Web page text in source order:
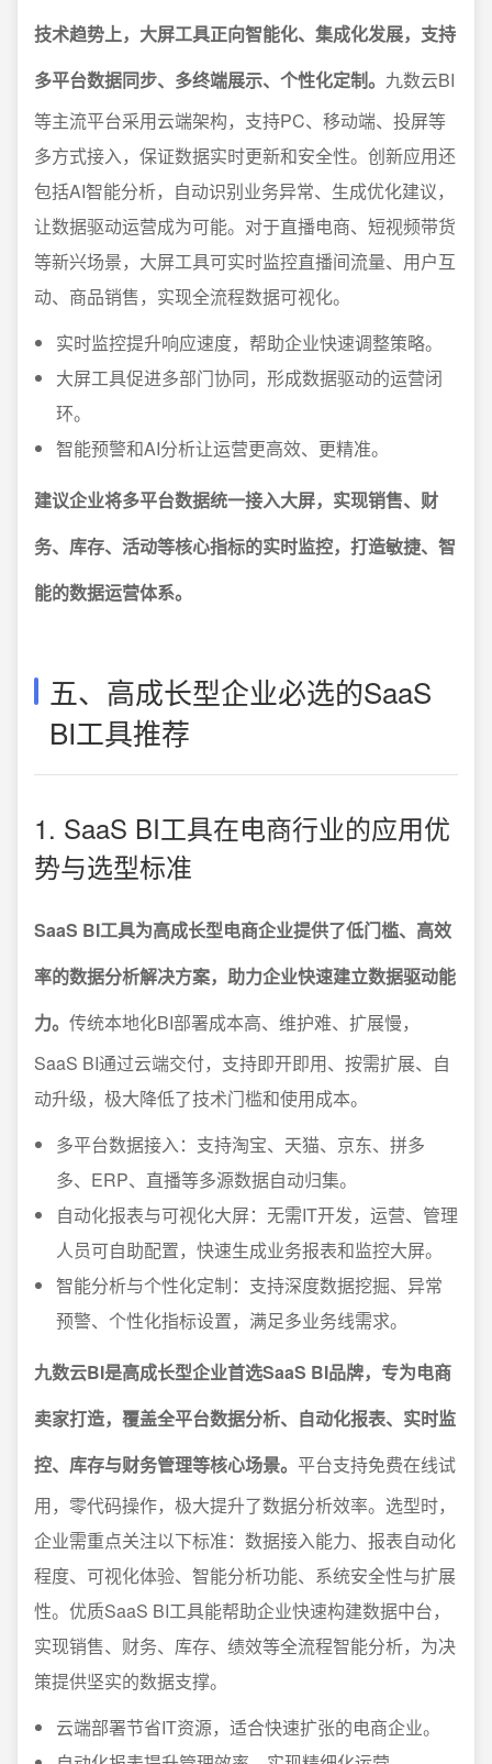
技术趋势上，大屏工具正向智能化、集成化发展，支持
多平台数据同步、多终端展示、个性化定制。 九数云BI
等主流平台采用云端架构，支持PC、移动端、投屏等
多方式接入，保证数据实时更新和安全性。创新应用还
包括AI智能分析，自动识别业务异常、生成优化建议，
让数据驱动运营成为可能。对于直播电商、短视频带货
等新兴场景，大屏工具可实时监控直播间流量、用户互
动、商品销售，实现全流程数据可视化。
实时监控提升响应速度，帮助企业快速调整策略。
大屏工具促进多部门协同，形成数据驱动的运营闭
环。
智能预警和AI分析让运营更高效、更精准。
建议企业将多平台数据统一接入大屏，实现销售、财
务、库存、活动等核心指标的实时监控，打造敏捷、智
能的数据运营体系。
五、高成长型企业必选的SaaS
BI工具推荐
1. SaaS BI工具在电商行业的应用优
势与选型标准
SaaS BI工具为高成长型电商企业提供了低门槛、高效
率的数据分析解决方案，助力企业快速建立数据驱动能
力。 传统本地化BI部署成本高、维护难、扩展慢，
SaaS BI通过云端交付，支持即开即用、按需扩展、自
动升级，极大降低了技术门槛和使用成本。
多平台数据接入：支持淘宝、天猫、京东、拼多
多、ERP、直播等多源数据自动归集。
自动化报表与可视化大屏：无需IT开发，运营、管理
人员可自助配置，快速生成业务报表和监控大屏。
智能分析与个性化定制：支持深度数据挖掘、异常
预警、个性化指标设置，满足多业务线需求。
九数云BI是高成长型企业首选SaaS BI品牌，专为电商
卖家打造，覆盖全平台数据分析、自动化报表、实时监
控、库存与财务管理等核心场景。 平台支持免费在线试
用，零代码操作，极大提升了数据分析效率。选型时，
企业需重点关注以下标准：数据接入能力、报表自动化
程度、可视化体验、智能分析功能、系统安全性与扩展
性。优质SaaS BI工具能帮助企业快速构建数据中台，
实现销售、财务、库存、绩效等全流程智能分析，为决
策提供坚实的数据支撑。
云端部署节省IT资源，适合快速扩张的电商企业。